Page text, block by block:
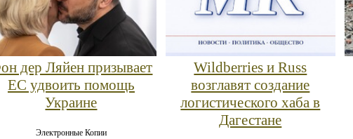
дер Ляйен призывает
ЕС удвоить помощь
Украине
Электронные Копии
Wildberries и Russ
возглавят создание
логистического хаба в
Дагестане